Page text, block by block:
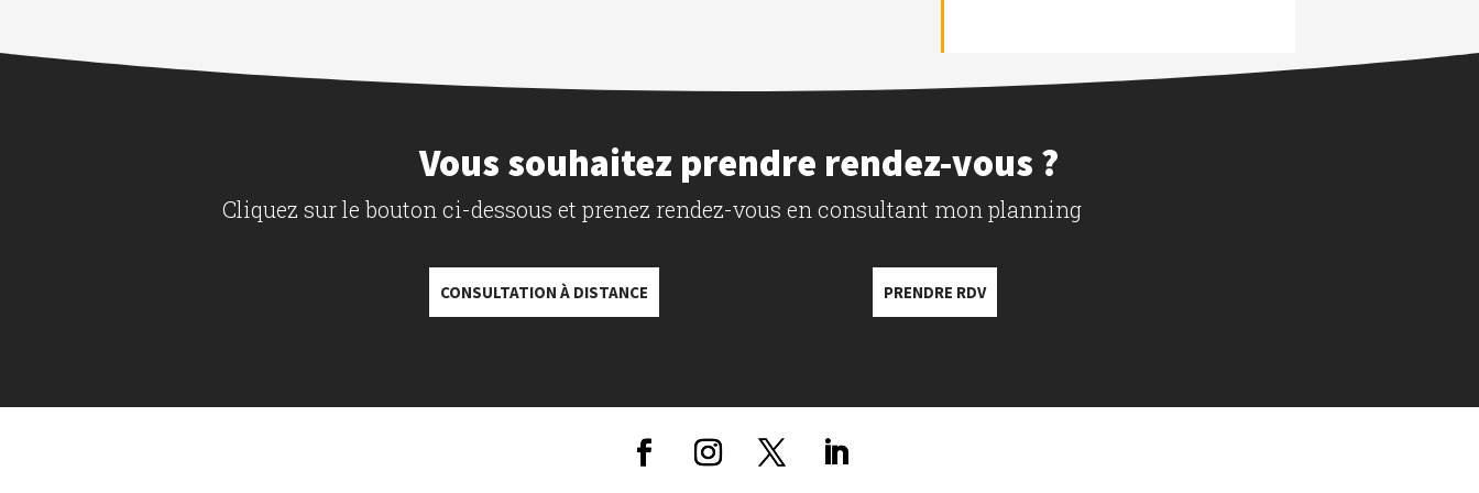
Vous souhaitez prendre rendez-vous ?
Cliquez sur le bouton ci-dessous et prenez rendez-vous en consultant mon planning
CONSULTATION À DISTANCE PRENDRE RDV